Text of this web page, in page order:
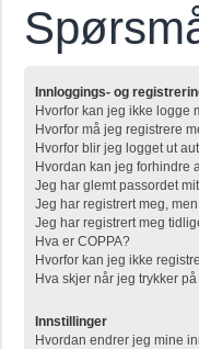
Innloggings- og
Hvorfor kan jeg ikke logge
Hvorfor må jeg registrere
Hvorfor blir jeg logget ut
Hvordan kan jeg forhindre
Jeg har glemt passordet
Jeg har registrert meg,
Jeg har registrert meg
Hva er COPPA?
Hvorfor kan jeg ikke
Hva skjer når jeg trykker
Innstillinger
Hvordan endrer jeg mine